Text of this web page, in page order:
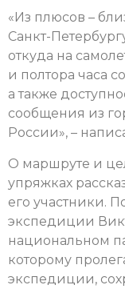
«Из плюсов –
Санкт-
откуда на
и полтора часа
а также
сообщения из
России», –
О маршруте и
упряжках
его участники.
экспедиции
национальном
которому
экспедиции,